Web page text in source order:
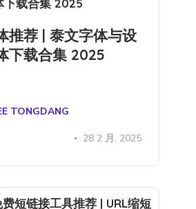
推荐 | 泰文字体与设
下载合集 2025
TONGDANG
28 2 月, 2025